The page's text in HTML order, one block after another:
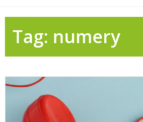
Tag: numery